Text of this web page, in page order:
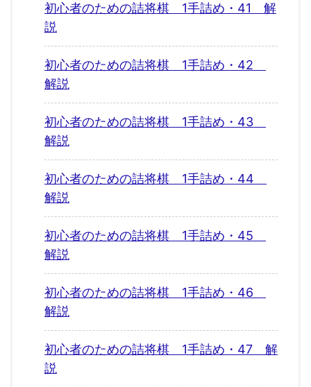
初心者のための詰将棋 1手詰め・41 解
説
初心者のための詰将棋 1手詰め・42
解説
初心者のための詰将棋 1手詰め・43
解説
初心者のための詰将棋 1手詰め・44
解説
初心者のための詰将棋 1手詰め・45
解説
初心者のための詰将棋 1手詰め・46
解説
初心者のための詰将棋 1手詰め・47 解
説